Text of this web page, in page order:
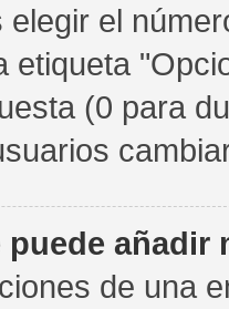
elegir el
etiqueta
(0 para
añadir
de una